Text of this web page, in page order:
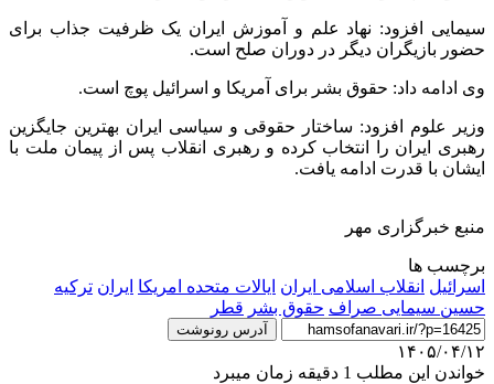
سیمایی افزود: نهاد علم و آموزش ایران یک ظرفیت جذاب برای
حضور بازیگران دیگر در دوران صلح است.
وی ادامه داد: حقوق بشر برای آمریکا و اسرائیل پوچ است.
وزیر علوم افزود: ساختار حقوقی و سیاسی ایران بهترین جایگزین
رهبری ایران را انتخاب کرده و رهبری انقلاب پس از پیمان ملت با
ایشان با قدرت ادامه یافت.
منبع خبرگزاری مهر
برچسب ها
اسرائیل انقلاب اسلامی ایران ایالات متحده امریکا ایران ترکیه
حسین سیمایی صراف حقوق بشر قطر
آدرس رونوشت
۱۴۰۵/۰۴/۱۲
خواندن این مطلب 1 دقیقه زمان میبرد